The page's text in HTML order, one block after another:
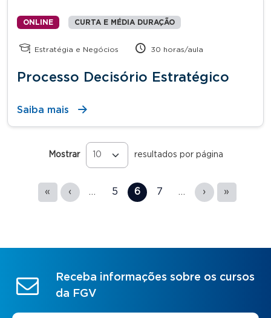
ONLINE CURTA E MÉDIA DURAÇÃO
Estratégia e Negócios 30 horas/aula
Processo Decisório Estratégico
Saiba mais
Mostrar resultados por página
Páginas
« ‹ … 5 6 7 … › »
Receba informações sobre os cursos
da FGV